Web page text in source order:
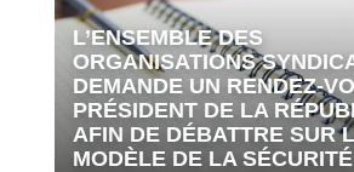
L’ENSEMBLE DES
ORGANISATIONS
DEMANDE UN RENDEZ-
PRÉSIDENT DE LA
AFIN DE DÉBATTRE SUR
MODÈLE DE LA